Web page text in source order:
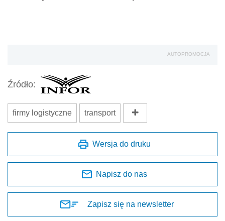
AUTOPROMOCJA
Źródło:
firmy logistyczne transport
Wersja do druku
Napisz do nas
Zapisz się na newsletter